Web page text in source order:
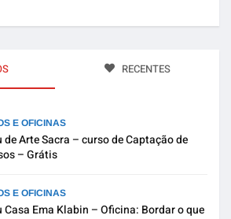
RECENTES
E OFICINAS
de Arte Sacra – curso de Captação de
– Grátis
E OFICINAS
Casa Ema Klabin – Oficina: Bordar o que